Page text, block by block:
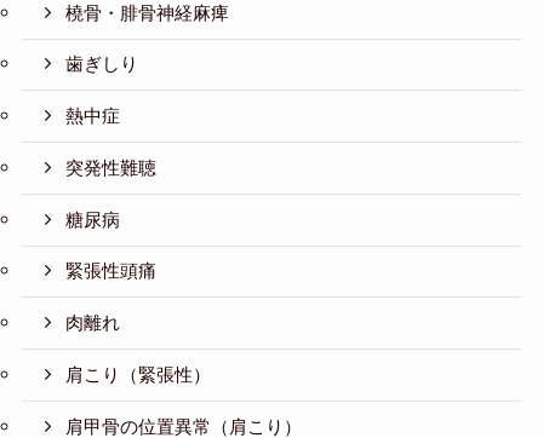
橈骨・腓骨神経麻痺
歯ぎしり
熱中症
突発性難聴
糖尿病
緊張性頭痛
肉離れ
肩こり（緊張性）
肩甲骨の位置異常（肩こり）